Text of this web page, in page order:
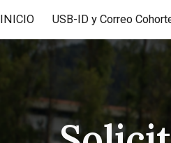
Skip to
INICIO